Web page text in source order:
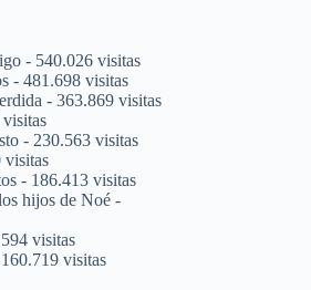
- 540.026 visitas
- 481.698 visitas
- 363.869 visitas
- 230.563 visitas
visitas
- 186.413 visitas
hijos de Noé -
visitas
visitas